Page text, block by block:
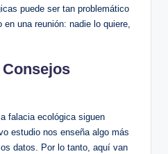
puede ser tan problemático
una reunión: nadie lo quiere,
falacia ecológica siguen
estudio nos enseña algo más
datos. Por lo tanto, aquí van